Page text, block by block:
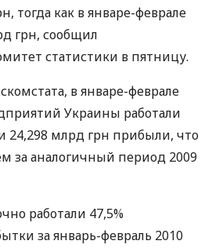
тогда как в январе-феврале
грн, сообщил
статистики в пятницу.
в январе-феврале
Украины работали
24,298 млрд грн прибыли, что
за аналогичный период 2009
работали 47,5%
за январь-февраль 2010